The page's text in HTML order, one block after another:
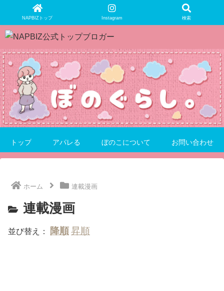
NAPBIZトップ Instagram 検索
トップ アパレる ぼのこについて お問い合わせ
ホーム 連載漫画
連載漫画
並び替え：